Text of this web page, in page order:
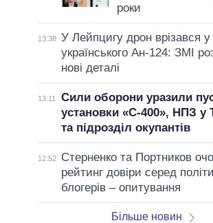
роки
13:38 У Лейпцигу дрон врізався
українського Ан-124: ЗМІ
нові деталі
13:11
Сили оборони уразили
установки «С-400», НПЗ у
та підрозділ окупантів
12:52
Стерненко та Портников
рейтинг довіри серед
блогерів – опитування
Більше новин